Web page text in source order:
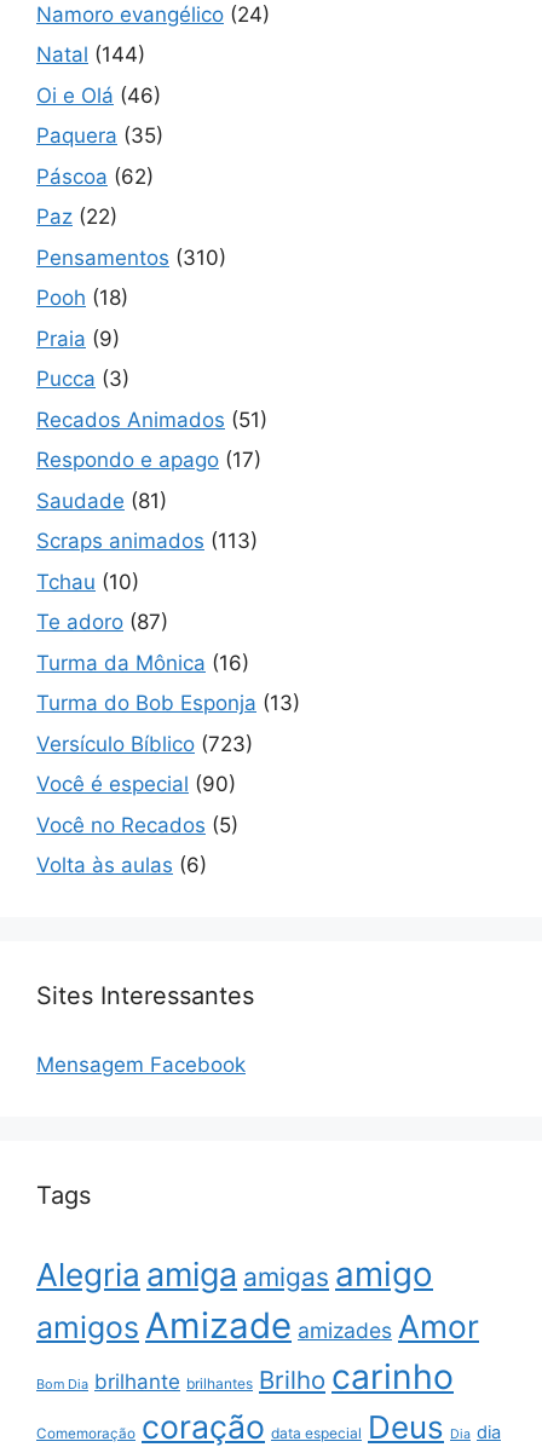
Namoro evangélico (24)
Natal (144)
Oi e Olá (46)
Paquera (35)
Páscoa (62)
Paz (22)
Pensamentos (310)
Pooh (18)
Praia (9)
Pucca (3)
Recados Animados (51)
Respondo e apago (17)
Saudade (81)
Scraps animados (113)
Tchau (10)
Te adoro (87)
Turma da Mônica (16)
Turma do Bob Esponja (13)
Versículo Bíblico (723)
Você é especial (90)
Você no Recados (5)
Volta às aulas (6)
Sites Interessantes
Mensagem Facebook
Tags
Alegria amiga amigas amigo
amigos Amizade amizades Amor
Bom Dia brilhante brilhantes Brilho carinho
Comemoração coração data especial Deus Dia dia